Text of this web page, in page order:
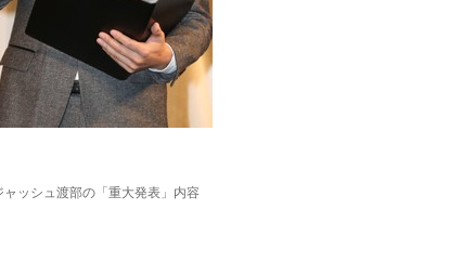
ャッシュ渡部の「重大発表」内容